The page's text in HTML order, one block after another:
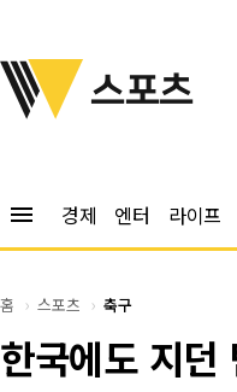
위키트리
스포츠
menu 경제 엔터 라이프
홈 스포츠 축구
한국에도 지